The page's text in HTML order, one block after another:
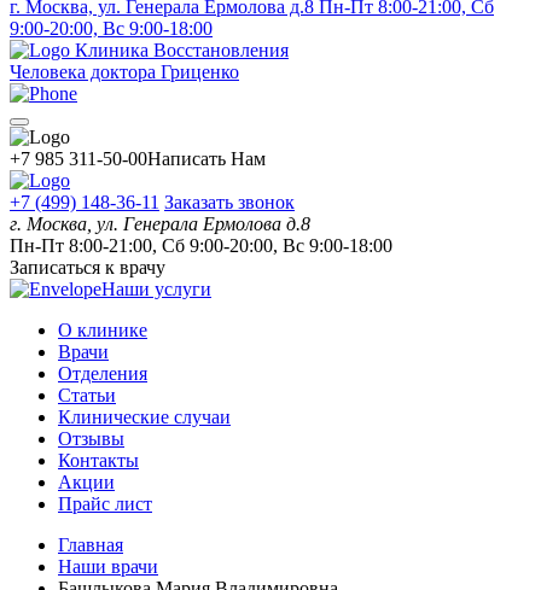
г. Москва, ул. Генерала Ермолова д.8 Пн-Пт 8:00-21:00, Сб
9:00-20:00, Вс 9:00-18:00
Клиника Восстановления
Человека доктора Гриценко
+7 985 311-50-00Написать Нам
+7 (499) 148-36-11 Заказать звонок
г. Москва, ул. Генерала Ермолова д.8
Пн-Пт 8:00-21:00, Сб 9:00-20:00, Вс 9:00-18:00
Записаться к врачу
Наши услуги
О клинике
Врачи
Отделения
Статьи
Клинические случаи
Отзывы
Контакты
Акции
Прайс лист
Главная
Наши врачи